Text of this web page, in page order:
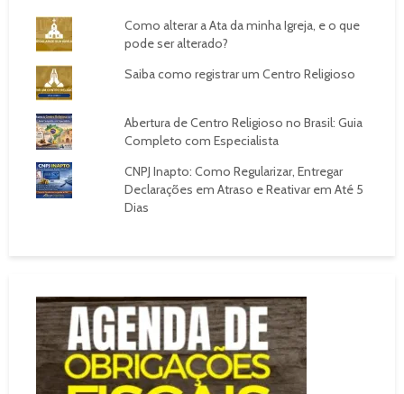
Como alterar a Ata da minha Igreja, e o que
pode ser alterado?
Saiba como registrar um Centro Religioso
Abertura de Centro Religioso no Brasil: Guia
Completo com Especialista
CNPJ Inapto: Como Regularizar, Entregar
Declarações em Atraso e Reativar em Até 5
Dias